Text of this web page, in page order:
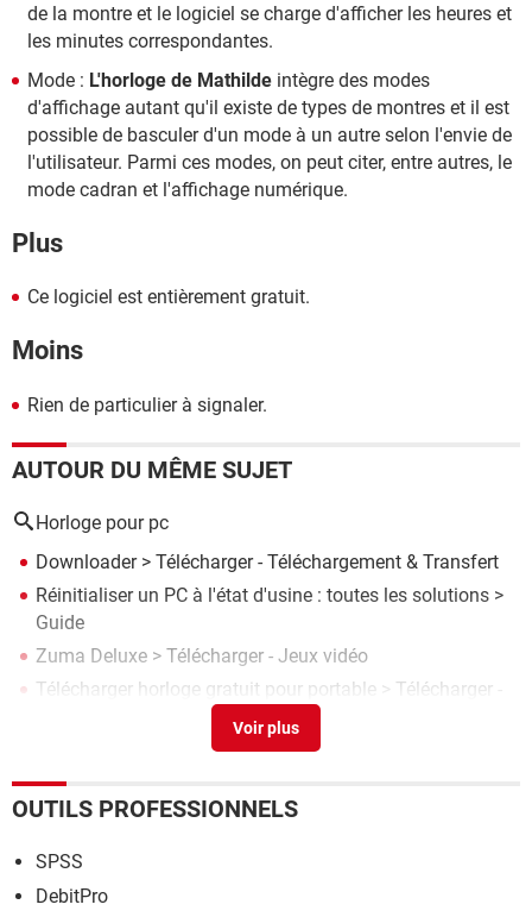
de la montre et le logiciel se charge d'afficher les heures et
les minutes correspondantes.
Mode : L'horloge de Mathilde intègre des modes
d'affichage autant qu'il existe de types de montres et il est
possible de basculer d'un mode à un autre selon l'envie de
l'utilisateur. Parmi ces modes, on peut citer, entre autres, le
mode cadran et l'affichage numérique.
Plus
Ce logiciel est entièrement gratuit.
Moins
Rien de particulier à signaler.
AUTOUR DU MÊME SUJET
Horloge pour pc
Downloader> Télécharger - Téléchargement & Transfert
Réinitialiser un PC à l'état d'usine : toutes les solutions >
Guide
Zuma Deluxe > Télécharger - Jeux vidéo
Télécharger horloge gratuit pour portable > Télécharger -
> Télécharger - Jeux vidéo
OUTILS PROFESSIONNELS
SPSS
DebitPro